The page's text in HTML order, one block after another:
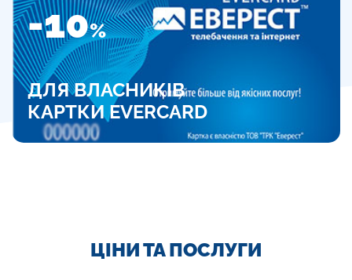
-10%
ДЛЯ ВЛАСНИКІВ
КАРТКИ EVERCARD
ЦІНИ ТА ПОСЛУГИ